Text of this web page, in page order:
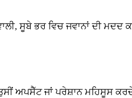
ਸੂਬੇ ਭਰ ਵਿਚ ਜਵਾਨਾਂ ਦੀ
ਅਪਸੈੱਟ ਜਾਂ ਪਰੇਸ਼ਾਨ ਮਹਿਸੂਸ